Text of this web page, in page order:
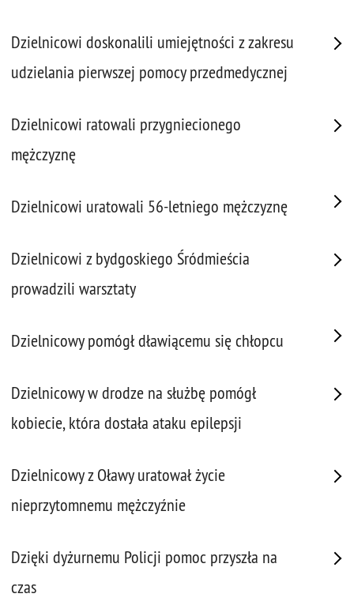
Dzielnicowi doskonalili umiejętności z zakresu
udzielania pierwszej pomocy przedmedycznej
Dzielnicowi ratowali przygniecionego
mężczyznę
Dzielnicowi uratowali 56-letniego mężczyznę
Dzielnicowi z bydgoskiego Śródmieścia
prowadzili warsztaty
Dzielnicowy pomógł dławiącemu się chłopcu
Dzielnicowy w drodze na służbę pomógł
kobiecie, która dostała ataku epilepsji
Dzielnicowy z Oławy uratował życie
nieprzytomnemu mężczyźnie
Dzięki dyżurnemu Policji pomoc przyszła na
czas